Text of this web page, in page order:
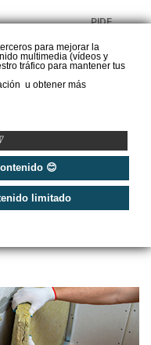
para mejorar la
multimedia (vídeos y
tráfico para mantener tus
u obtener más
😊
limitado
PIDE
CALORYFRIO
2024 12:08
una pared del